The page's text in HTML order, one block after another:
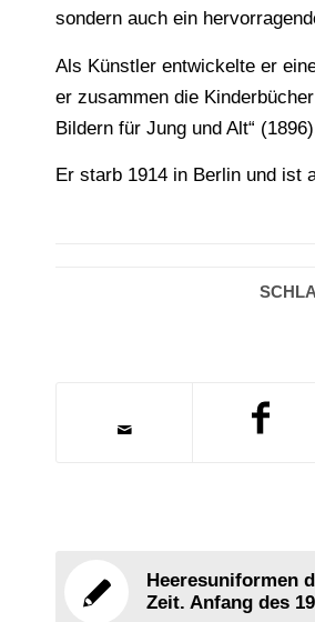
sondern auch ein
Als Künstler entwickelte er
er zusammen die
Bildern für Jung und Alt“
Er starb 1914 in Berlin und ist
Heeresuniformen
Zeit. Anfang des